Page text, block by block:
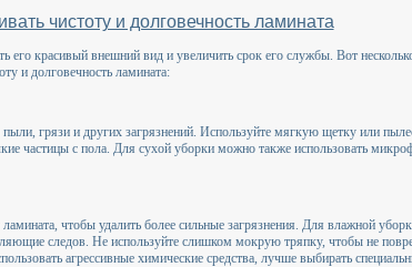
чистоту и долговечность ламината
его красивый внешний вид и увеличить срок его службы. Вот
и долговечность ламината:
грязи и других загрязнений. Используйте мягкую щетку или
частицы с пола. Для сухой уборки можно также использовать
чтобы удалить более сильные загрязнения. Для влажной
следов. Не используйте слишком мокрую тряпку, чтобы не
агрессивные химические средства, лучше выбирать